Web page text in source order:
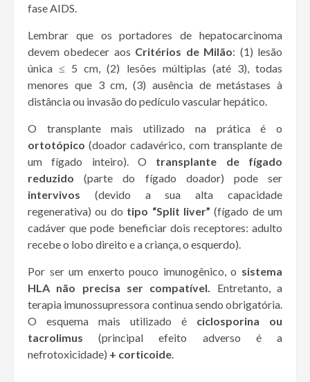
fase AIDS.
Lembrar que os portadores de hepatocarcinoma
devem obedecer aos Critérios de Milão: (1) lesão
única ≤ 5 cm, (2) lesões múltiplas (até 3), todas
menores que 3 cm, (3) ausência de metástases à
distância ou invasão do pedículo vascular hepático.
O transplante mais utilizado na prática é o
ortotópico (doador cadavérico, com transplante de
um fígado inteiro). O transplante de fígado
reduzido (parte do fígado doador) pode ser
intervivos (devido a sua alta capacidade
regenerativa) ou do tipo “Split liver” (fígado de um
cadáver que pode beneficiar dois receptores: adulto
recebe o lobo direito e a criança, o esquerdo).
Por ser um enxerto pouco imunogênico, o sistema
HLA não precisa ser compatível. Entretanto, a
terapia imunossupressora continua sendo obrigatória.
O esquema mais utilizado é ciclosporina ou
tacrolimus (principal efeito adverso é a
nefrotoxicidade) + corticoide.